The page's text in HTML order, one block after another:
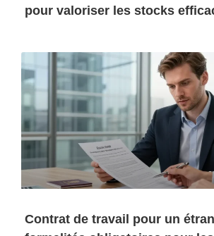
pour valoriser les stocks
Contrat de travail pour un